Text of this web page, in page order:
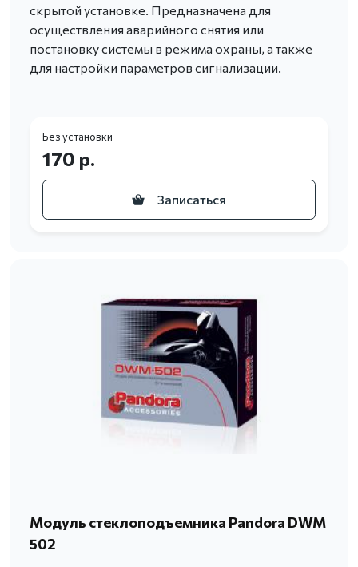
скрытой установке. Предназначена для
осуществления аварийного снятия или
постановку системы в режима охраны, а также
для настройки параметров сигнализации.
Без установки
170 р.
Записаться
Модуль стеклоподъемника Pandora DWM
502